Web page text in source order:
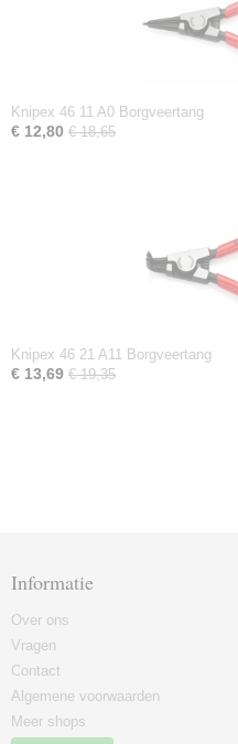
Knipex 46 11 A0 Borgveertang
€ 12,80 € 18,65
Knipex 46 21 A11 Borgveertang
€ 13,69 € 19,35
Informatie
Over ons
Vragen
Contact
Algemene voorwaarden
Meer shops